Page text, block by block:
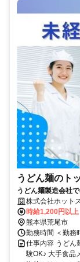
うどん麺のト
うどん麺製造会社
株式会社ホット
時給1,200円以上
熊本県荒尾市
勤務時間 ＜勤務
仕事内容 うどん
験OK♪ 大手食品